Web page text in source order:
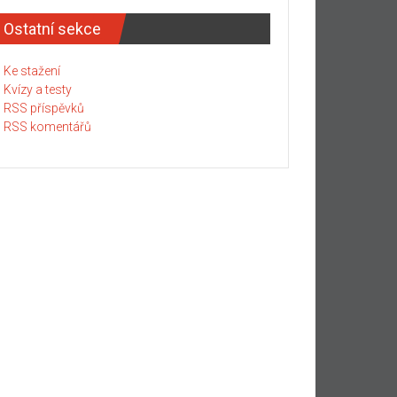
Ostatní sekce
Ke stažení
Kvízy a testy
RSS příspěvků
RSS komentářů